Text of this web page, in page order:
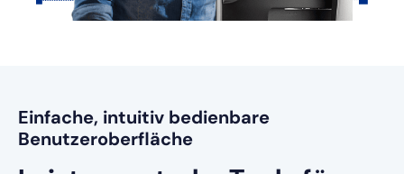
Einfache, intuitiv bedienbare
Benutzeroberfläche